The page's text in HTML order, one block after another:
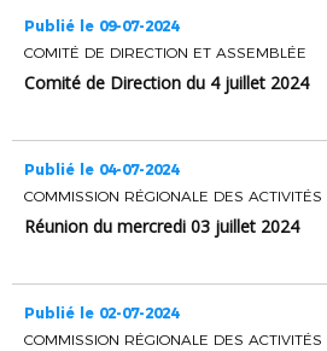
Publié le 09-07-2024
COMITÉ DE DIRECTION ET ASSEMBLÉE
Comité de Direction du 4 juillet 2024
Publié le 04-07-2024
Réunion du mercredi 03 juillet 2024
Publié le 02-07-2024